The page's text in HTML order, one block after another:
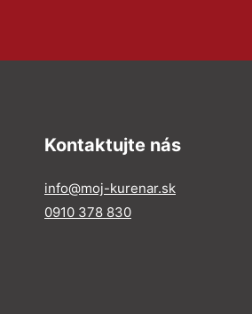
Kontaktujte nás
info@moj-kurenar.sk
0910 378 830